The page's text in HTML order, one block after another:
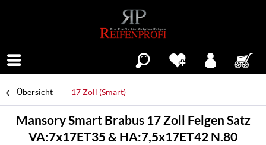
Übersicht 17 Zoll (Smart)
Mansory Smart Brabus 17 Zoll Felgen Satz
VA:7x17ET35 & HA:7,5x17ET42 N.80